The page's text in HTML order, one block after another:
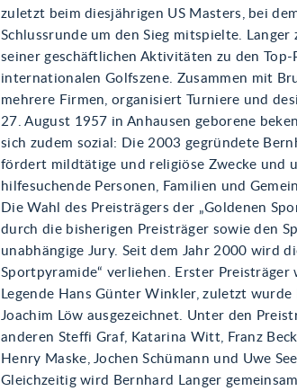
zuletzt beim diesjährigen US Masters, bei
Schlussrunde um den Sieg mitspielte. Langer
seiner geschäftlichen Aktivitäten zu den
internationalen Golfszene. Zusammen mit
mehrere Firmen, organisiert Turniere und
27. August 1957 in Anhausen geborene
sich zudem sozial: Die 2003 gegründete
fördert mildtätige und religiöse Zwecke und
hilfesuchende Personen, Familien und
Die Wahl des Preisträgers der „Goldenen
durch die bisherigen Preisträger sowie den
unabhängige Jury. Seit dem Jahr 2000 wird
Sportpyramide“ verliehen. Erster Preisträger
Legende Hans Günter Winkler, zuletzt
Joachim Löw ausgezeichnet. Unter den
anderen Steffi Graf, Katarina Witt, Franz
Henry Maske, Jochen Schümann und Uwe
Gleichzeitig wird Bernhard Langer